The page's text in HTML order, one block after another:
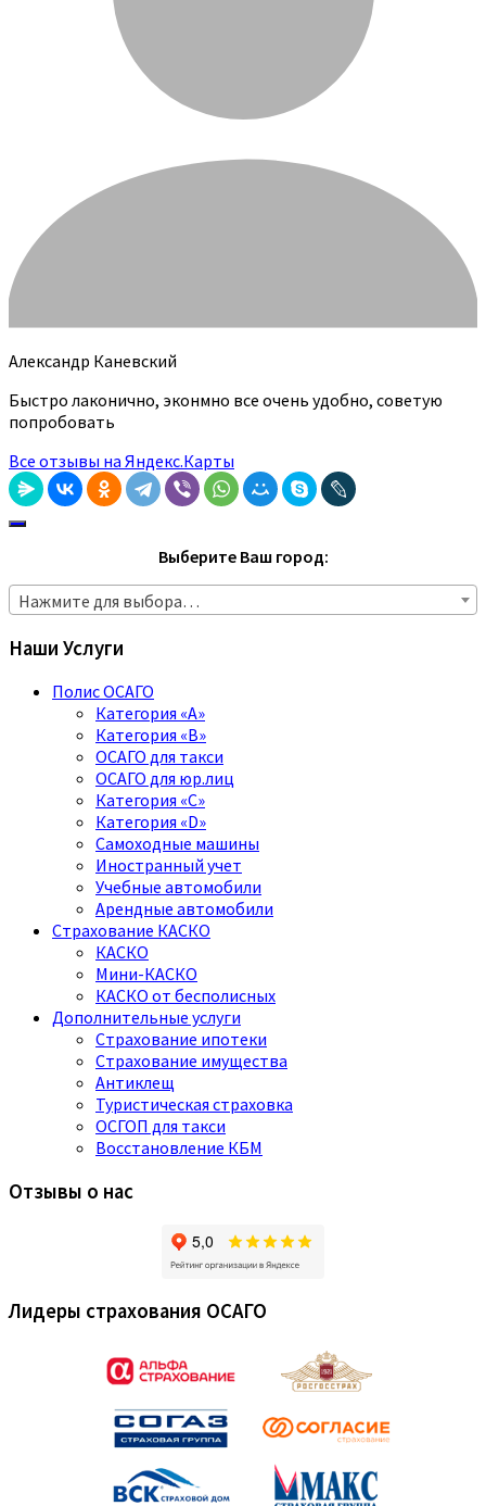
Александр Каневский
Быстро лаконично, эконмно все очень удобно, советую
попробовать
Все отзывы на Яндекс.Карты
Выберите Ваш город:
Нажмите для выбора…
Наши Услуги
Полис ОСАГО
Категория «A»
Категория «B»
ОСАГО для такси
ОСАГО для юр.лиц
Категория «C»
Категория «D»
Самоходные машины
Иностранный учет
Учебные автомобили
Арендные автомобили
Страхование КАСКО
КАСКО
Мини-КАСКО
КАСКО от бесполисных
Дополнительные услуги
Страхование ипотеки
Страхование имущества
Антиклещ
Туристическая страховка
ОСГОП для такси
Восстановление КБМ
Отзывы о нас
Лидеры страхования ОСАГО